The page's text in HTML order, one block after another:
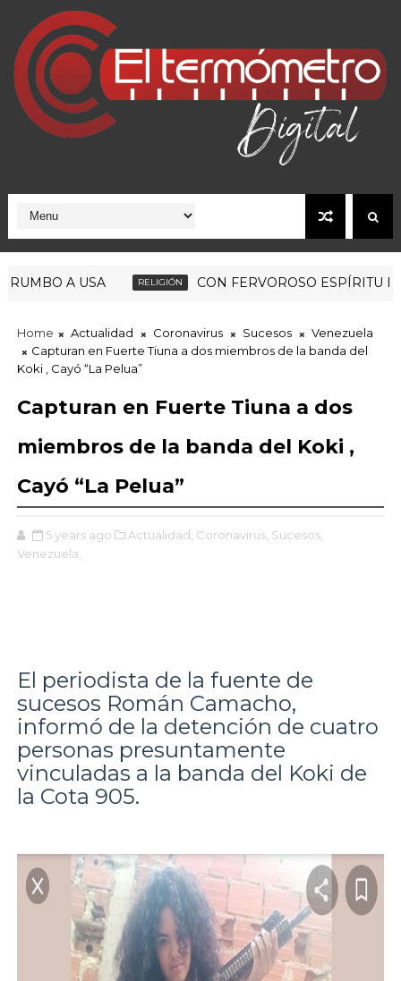
A USA RELIGIÓN CON FERVOROSO ESPÍRITU
Home Actualidad Coronavirus Sucesos
Venezuela
Capturan en Fuerte Tiuna a dos miembros de la banda del
Koki , Cayó “La Pelua”
Capturan en Fuerte Tiuna a dos
miembros de la banda del Koki ,
Cayó “La Pelua”
5 years ago Actualidad, Coronavirus, Sucesos,
Venezuela,
El periodista de la fuente de
sucesos Román Camacho,
informó de la detención de cuatro
personas presuntamente
vinculadas a la banda del Koki de
la Cota 905.